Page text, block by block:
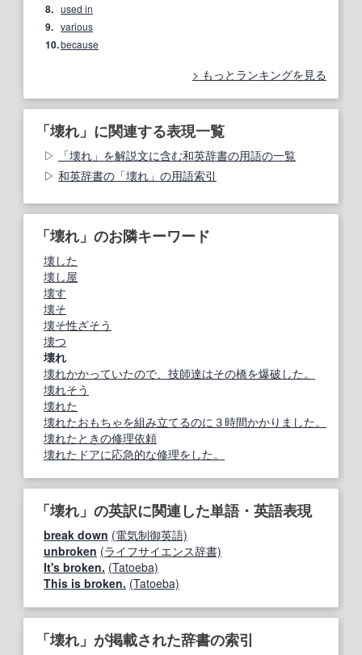
8. used in
9. various
10.because
もっとランキングを見る
「壊れ」に関連する表現一覧
「壊れ」を解説文に含む和英辞書の用語の一覧
和英辞書の「壊れ」の用語索引
「壊れ」のお隣キーワード
壊した
壊し屋
壊す
壊そ
壊そ性ざそう
壊つ
壊れ
壊れかかっていたので、技師達はその橋を爆破した。
壊れそう
壊れた
壊れたおもちゃを組み立てるのに３時間かかりました。
壊れたときの修理依頼
壊れたドアに応急的な修理をした。
「壊れ」の英訳に関連した単語・英語表現
break down (電気制御英語)
unbroken (ライフサイエンス辞書)
It's broken. (Tatoeba)
This is broken. (Tatoeba)
「壊れ」が掲載された辞書の索引